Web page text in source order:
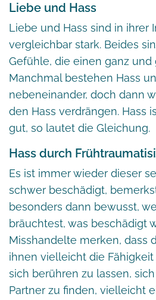
Liebe und Hass
Liebe und Hass sind in ihrer
vergleichbar stark. Beides
Gefühle, die einen ganz und
Manchmal bestehen Hass
nebeneinander, doch dann
den Hass verdrängen. Hass
gut, so lautet die Gleichung.
Hass durch
Es ist immer wieder dieser
schwer beschädigt,
besonders dann bewusst,
bräuchtest, was beschädigt
Misshandelte merken, dass
ihnen vielleicht die
sich berühren zu lassen,
Partner zu finden, vielleicht